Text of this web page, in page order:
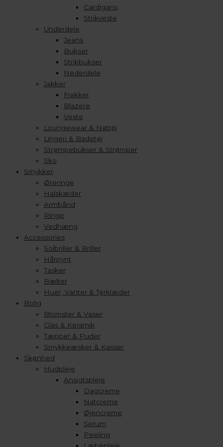
Cardigans
Strikveste
Underdele
Jeans
Bukser
Strikbukser
Nederdele
Jakker
Frakker
Blazere
Veste
Loungewear & Nattøj
Lingeri & Badetøj
Strømpebukser & Strømper
Sko
Smykker
Øreringe
Halskæder
Armbånd
Ringe
Vedhæng
Accessories
Solbriller & Briller
Hårpynt
Tasker
Bælter
Huer, Vanter & Tørklæder
Bolig
Blomster & Vaser
Glas & Keramik
Tæpper & Puder
Smykkeæsker & Kasser
Skønhed
Hudpleje
Ansigtspleje
Dagcreme
Natcreme
Øjencreme
Serum
Peeling